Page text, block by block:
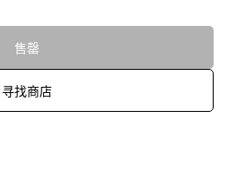
售罄
寻找商店